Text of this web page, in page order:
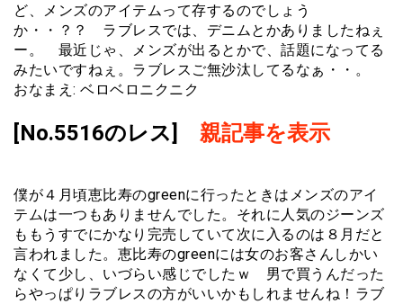
ど、メンズのアイテムって存するのでしょう
か・・？？ ラブレスでは、デニムとかありましたねぇ
ー。 最近じゃ、メンズが出るとかで、話題になってる
みたいですねぇ。ラブレスご無沙汰してるなぁ・・。
おなまえ: ベロベロニクニク
[No.5516のレス] 親記事を表示
僕が４月頃恵比寿のgreenに行ったときはメンズのアイ
テムは一つもありませんでした。それに人気のジーンズ
ももうすでにかなり完売していて次に入るのは８月だと
言われました。恵比寿のgreenには女のお客さんしかい
なくて少し、いづらい感じでしたｗ 男で買うんだった
らやっぱりラブレスの方がいいかもしれませんね！ラブ